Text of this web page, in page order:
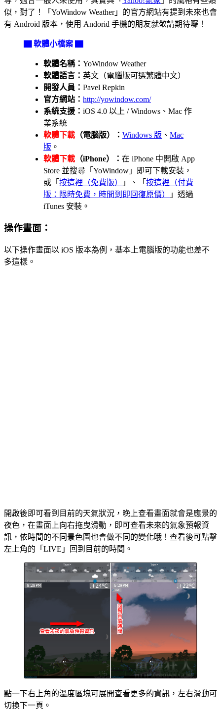
似，對了！「YoWindow Weather」的官方網站有提到未來也會
有 Android 版本，使用 Andorid 手機的朋友就敬請期待囉！
▇ 軟體小檔案 ▇
軟體名稱： YoWindow Weather
軟體語言： 英文（電腦版可選繁體中文）
開發人員： Pavel Repkin
官方網站： http://yowindow.com/
系統支援： iOS 4.0 以上 / Windows、Mac 作
業系統
軟體下載 （電腦版）： Windows 版 、 Mac
版 。
軟體下載 （iPhone）： 在 iPhone 中開啟 App
Store 並搜尋「YoWindow」即可下載安裝，
或「 按這裡（免費版） 」、「 按這裡（付費
版：限時免費，時間到即回復原價）
」透過
iTunes 安裝。
操作畫面：
以下操作畫面以 iOS 版本為例，基本上電腦版的功能也差不
多這樣。
開啟後即可看到目前的天氣狀況，晚上查看畫面就會是應景的
夜色，在畫面上向右拖曳滑動，即可查看未來的氣象預報資
訊，依時間的不同景色圖也會做不同的變化哦！查看後可點擊
左上角的「LIVE」回到目前的時間。
點一下右上角的溫度區塊可展開查看更多的資訊，左右滑動可
切換下一頁。